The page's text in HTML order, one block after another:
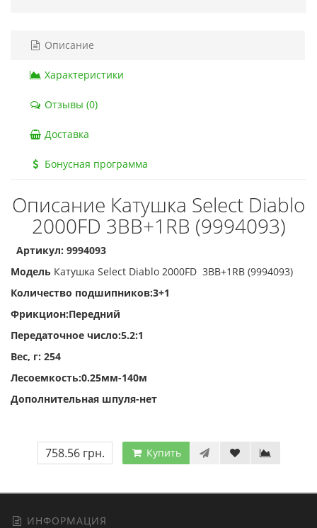
Описание
Характеристики
Отзывы (0)
Доставка
Бонусная программа
Описание Катушка Select Diablo
2000FD 3BB+1RB (9994093)
Артикул: 9994093
Модель Катушка Select Diablo 2000FD 3BB+1RB (9994093)
Количество подшипников:3+1
Фрикцион:Передний
Передаточное число:5.2:1
Вес, г: 254
Лесоемкость:0.25мм-140м
Дополнительная шпуля-нет
758.56 грн. Купить
ИНФОРМАЦИЯ